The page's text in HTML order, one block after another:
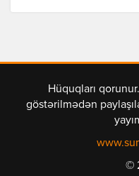
Hüquqları
göstərilmədən
©